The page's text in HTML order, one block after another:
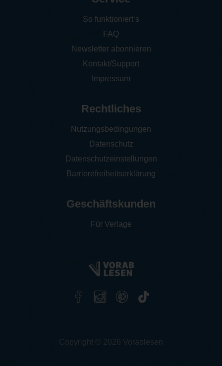
So funktioniert‘s
FAQ
Newsletter abonnieren
Kontakt/Support
Impressum
Rechtliches
Nutzungsbedingungen
Datenschutz
Datenschutzeinstellungen
Barrierefreiheitserklärung
Geschäftskunden
Für Verlage
Copyright © 2026 Vorablesen